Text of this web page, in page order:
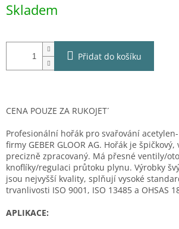
cena:
Skladem
Přidat do košíku
CENA POUZE ZA RUKOJET´
Profesionální hořák pro svařování
firmy GEBER GLOOR AG. Hořák je
precizně zpracovaný. Má přesné ventily/
knoflíky/regulaci průtoku plynu. Výrobky
jsou nejvyšší kvality, splňují vysoké
trvanlivosti ISO 9001, ISO 13485 a OHSAS
APLIKACE: